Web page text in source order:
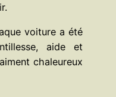
voiture a été
aide et
chaleureux